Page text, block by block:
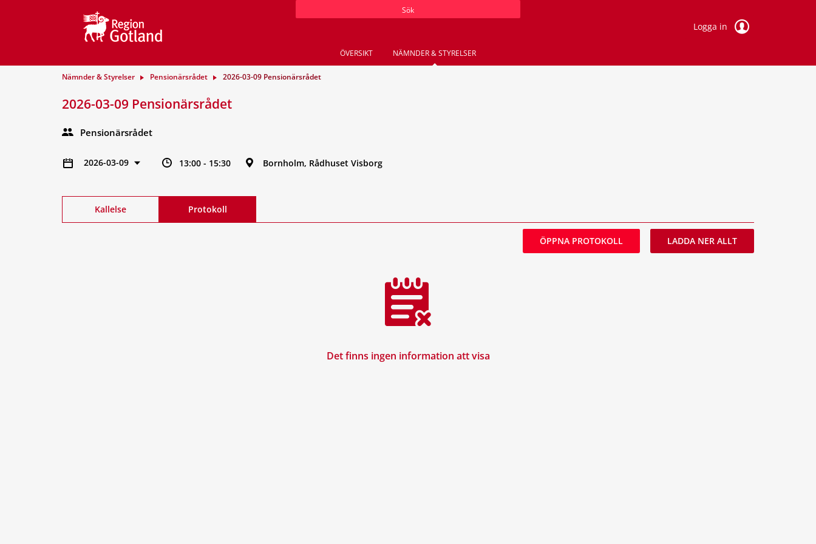
Sök
Logga in
ÖVERSIKT NÄMNDER & STYRELSER
Nämnder & Styrelser Pensionärsrådet 2026-03-09 Pensionärsrådet
2026-03-09 Pensionärsrådet
Pensionärsrådet
2026-03-09 13:00 - 15:30 Bornholm, Rådhuset Visborg
Kallelse Protokoll
ÖPPNA PROTOKOLL LADDA NER ALLT
Det finns ingen information att visa